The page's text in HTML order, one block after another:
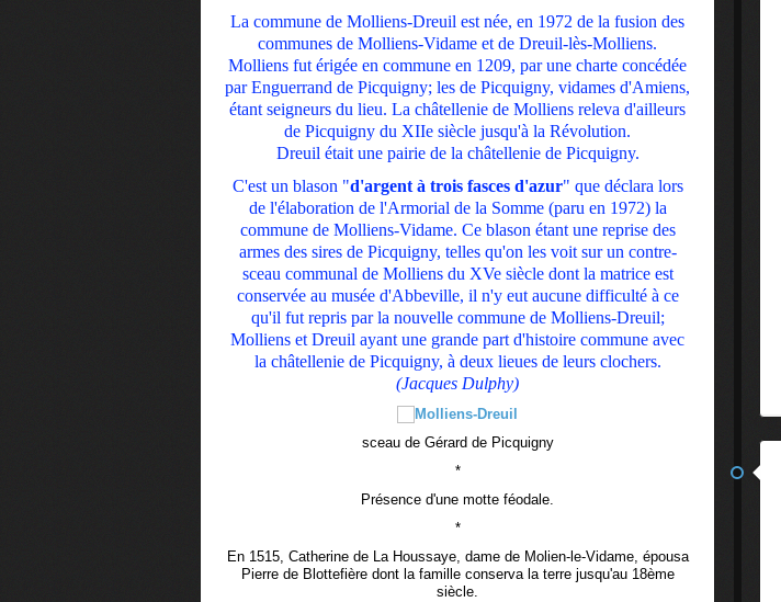
La commune de Molliens-Dreuil est née, en 1972 de la fusion des
communes de Molliens-Vidame et de Dreuil-lès-Molliens.
Molliens fut érigée en commune en 1209, par une charte concédée
par Enguerrand de Picquigny; les de Picquigny, vidames d'Amiens,
étant seigneurs du lieu. La châtellenie de Molliens releva d'ailleurs
de Picquigny du XIIe siècle jusqu'à la Révolution.
Dreuil était une pairie de la châtellenie de Picquigny.
C'est un blason "d'argent à trois fasces d'azur" que déclara lors
de l'élaboration de l'Armorial de la Somme (paru en 1972) la
commune de Molliens-Vidame. Ce blason étant une reprise des
armes des sires de Picquigny, telles qu'on les voit sur un contre-
sceau communal de Molliens du XVe siècle dont la matrice est
conservée au musée d'Abbeville, il n'y eut aucune difficulté à ce
qu'il fut repris par la nouvelle commune de Molliens-Dreuil;
Molliens et Dreuil ayant une grande part d'histoire commune avec
la châtellenie de Picquigny, à deux lieues de leurs clochers.
(Jacques Dulphy)
sceau de Gérard de Picquigny
*
Présence d'une motte féodale.
*
En 1515, Catherine de La Houssaye, dame de Molien-le-Vidame, épousa
Pierre de Blottefière dont la famille conserva la terre jusqu'au 18ème
siècle.